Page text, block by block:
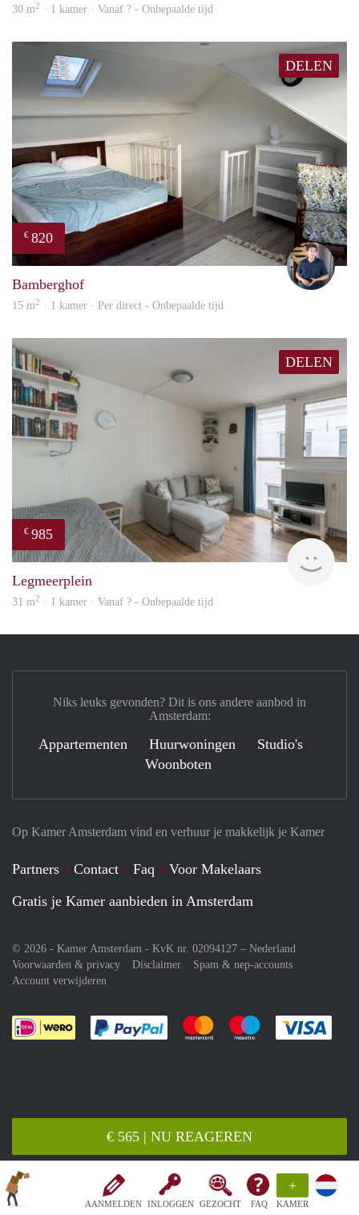
AANMELDEN INLOGGEN GEZOCHT FAQ
+
KAMER
€ 565 | NU REAGEREN
30 m2 · 1 kamer · Vanaf ? - Onbepaalde tijd
DELEN
€ 820
Nik
Bamberghof
15 m2 · 1 kamer · Per direct - Onbepaalde tijd
DELEN
€ 985
Legmeerplein
31 m2 · 1 kamer · Vanaf ? - Onbepaalde tijd
Op Kamer Amsterdam vind en verhuur je makkelijk je Kamer
Partners Contact Faq
Voor Makelaars
Gratis je Kamer aanbieden in Amsterdam
© 2026 - Kamer Amsterdam - KvK nr. 02094127 – Nederland
Voorwaarden & privacy
Disclaimer
Spam & nep-accounts
Account verwijderen
Je rekent gemakkelijk af met Paypal
Je rekent gemakkelijk af met
Je rekent
Niks leuks gevonden? Dit is ons andere aanbod in
Amsterdam:
Appartementen Huurwoningen
Studio's
Woonboten